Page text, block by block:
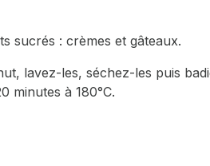
sucrés : crèmes et gâteaux.
lavez-les, séchez-les puis
minutes à 180°C.